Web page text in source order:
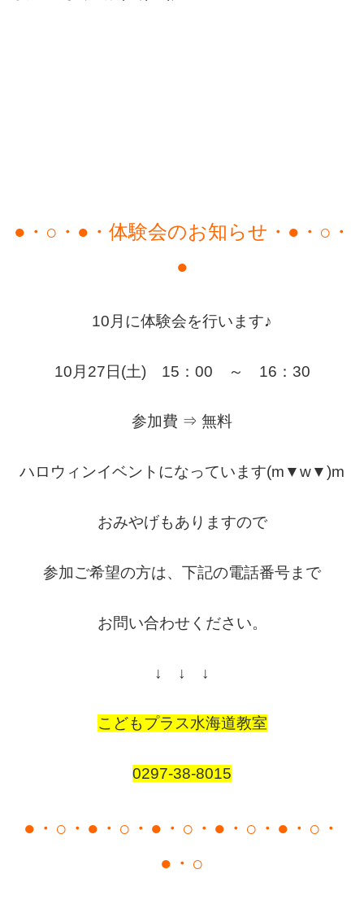
●・○・●・体験会のお知らせ・●・○・
●
10月に体験会を行います♪
10月27日(土) 15：00 ～ 16：30
参加費 ⇒ 無料
ハロウィンイベントになっています(m▼w▼)m
おみやげもありますので
参加ご希望の方は、下記の電話番号まで
お問い合わせください。
↓ ↓ ↓
こどもプラス水海道教室
0297-38-8015
●・○・●・○・●・○・●・○・●・○・
●・○